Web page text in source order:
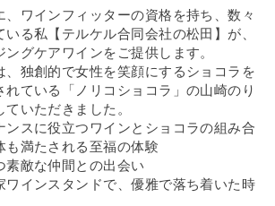
、ワインフィッターの資格を持ち、数々
いる私【テルケル合同会社の松田】が、
ングケアワインをご提供します。
、独創的で女性を笑顔にするショコラを
れている「ノリコショコラ」の山崎のり
いただきました。
ンスに役立つワインとショコラの組み合
も満たされる至福の体験
素敵な仲間との出会い
ワインスタンドで、優雅で落ち着いた時